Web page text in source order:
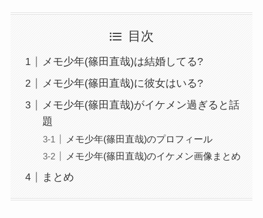
目次
メモ少年(篠田直哉)は結婚してる?
メモ少年(篠田直哉)に彼女はいる?
メモ少年(篠田直哉)がイケメン過ぎると話
題
メモ少年(篠田直哉)のプロフィール
メモ少年(篠田直哉)のイケメン画像まとめ
まとめ